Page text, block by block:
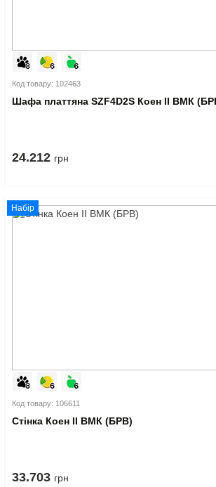
Код товару: 102463
Шафа платтяна SZF4D2S Коен II ВМК
24.212 грн
Набір
Код товару: 106611
Стінка Коен II ВМК (БРВ)
33.703 грн